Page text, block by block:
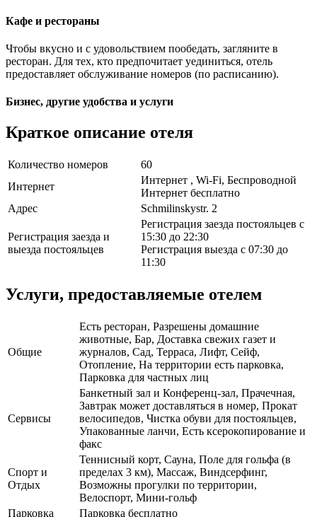
Кафе и рестораны
Чтобы вкусно и с удовольствием пообедать, загляните в
ресторан. Для тех, кто предпочитает уединиться, отель
предоставляет обслуживание номеров (по расписанию).
Бизнес, другие удобства и услуги
Краткое описание отеля
Количество номеров
60
Интернет
Интернет , Wi-Fi, Беспроводной
Интернет бесплатно
Адрес
Schmilinskystr. 2
Регистрация заезда и
выезда постояльцев
Регистрация заезда постояльцев с
15:30 до 22:30
Регистрация выезда с 07:30 до
11:30
Услуги, предоставляемые отелем
Общие
Есть ресторан, Разрешены домашние
животные, Бар, Доставка свежих газет и
журналов, Сад, Терраса, Лифт, Сейф,
Отопление, На территории есть парковка,
Парковка для частных лиц
Сервисы
Банкетный зал и Конференц-зал, Прачечная,
Завтрак может доставляться в номер, Прокат
велосипедов, Чистка обуви для постояльцев,
Упакованные ланчи, Есть ксерокопирование и
факс
Спорт и
Отдых
Теннисный корт, Сауна, Поле для гольфа (в
пределах 3 км), Массаж, Виндсерфинг,
Возможны прогулки по территории,
Велоспорт, Мини-гольф
Парковка
Парковка бесплатно